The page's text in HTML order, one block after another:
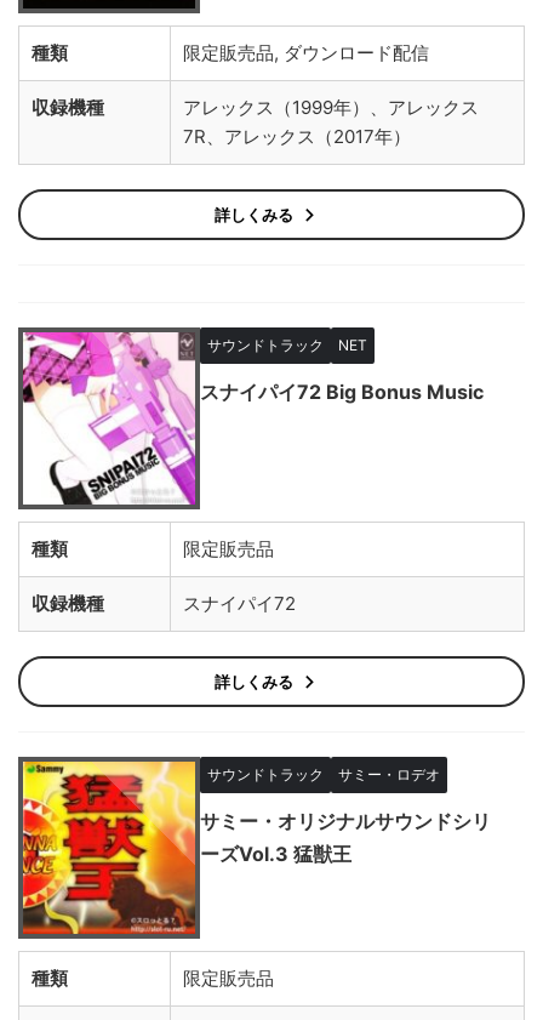
種類 限定販売品, ダウンロード配信
収録機種
アレックス（1999年）、アレックス
7R、アレックス（2017年）
詳しくみる
サウンドトラック NET
スナイパイ72 Big Bonus Music
種類 限定販売品
収録機種 スナイパイ72
詳しくみる
サウンドトラック サミー・ロデオ
サミー・オリジナルサウンドシリ
ーズVol.3 猛獣王
種類 限定販売品